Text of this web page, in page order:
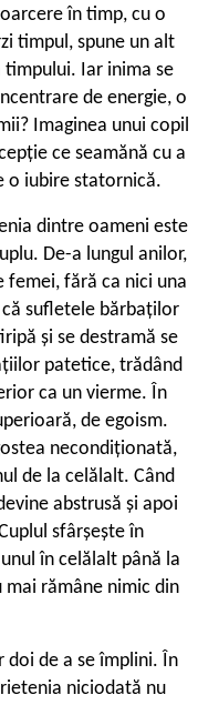
în timp, cu o
timpul, spune un alt
timpului. Iar inima se
de energie, o
Imaginea unui copil
ce seamănă cu a
o iubire statornică.
dintre oameni este
De-a lungul anilor,
femei, fără ca nici una
sufletele bărbaților
și se destramă se
patetice, trădând
ca un vierme. În
de egoism.
necondiționată,
de la celălalt. Când
abstrusă și apoi
sfârșește în
în celălalt până la
mai rămâne nimic din
doi de a se împlini. În
niciodată nu